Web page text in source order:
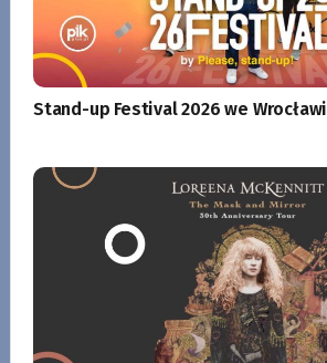
Stand-up Festival 2026 we